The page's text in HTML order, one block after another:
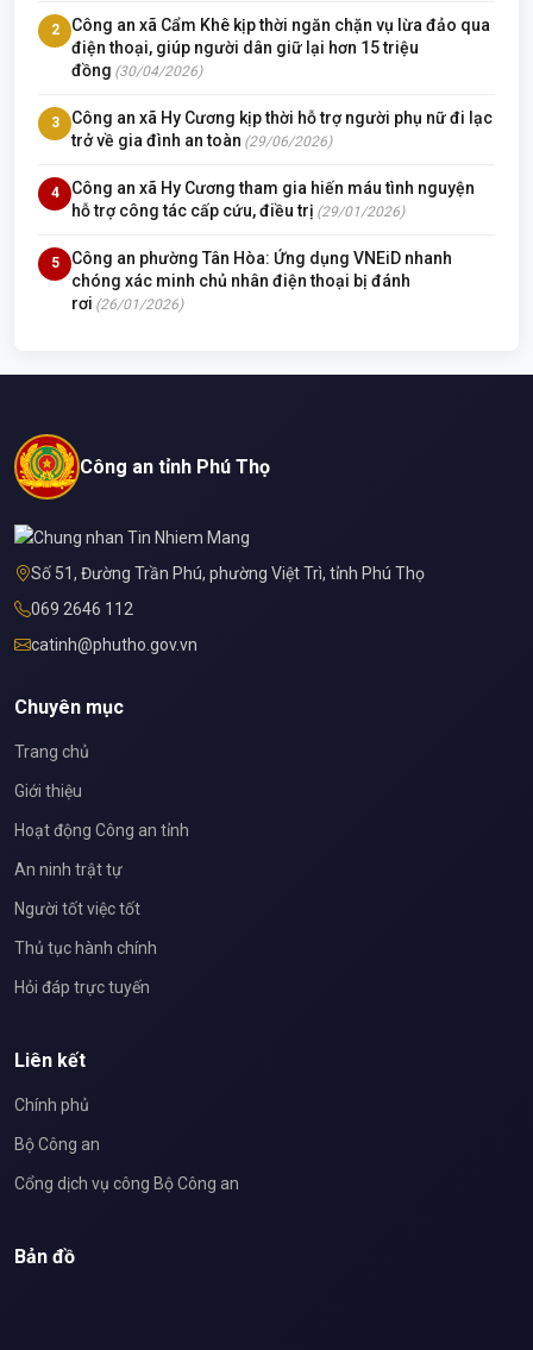
2
Công an xã Cẩm Khê kịp thời ngăn chặn vụ lừa đảo qua
điện thoại, giúp người dân giữ lại hơn 15 triệu
đồng (30/04/2026)
3
Công an xã Hy Cương kịp thời hỗ trợ người phụ nữ đi lạc
trở về gia đình an toàn (29/06/2026)
4
Công an xã Hy Cương tham gia hiến máu tình nguyện
hỗ trợ công tác cấp cứu, điều trị (29/01/2026)
5
Công an phường Tân Hòa: Ứng dụng VNEiD nhanh
chóng xác minh chủ nhân điện thoại bị đánh
rơi (26/01/2026)
Công an tỉnh Phú Thọ
Số 51, Đường Trần Phú, phường Việt Trì, tỉnh Phú Thọ
069 2646 112
catinh@phutho.gov.vn
Chuyên mục
Trang chủ
Giới thiệu
Hoạt động Công an tỉnh
An ninh trật tự
Người tốt việc tốt
Thủ tục hành chính
Hỏi đáp trực tuyến
Liên kết
Chính phủ
Bộ Công an
Cổng dịch vụ công Bộ Công an
Bản đồ